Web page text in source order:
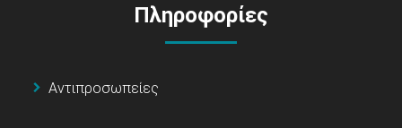
Πληροφορίες
Αντιπροσωπείες